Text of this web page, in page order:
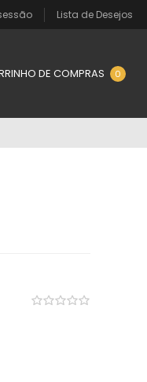
Lista de Desejos
DE COMPRAS 0